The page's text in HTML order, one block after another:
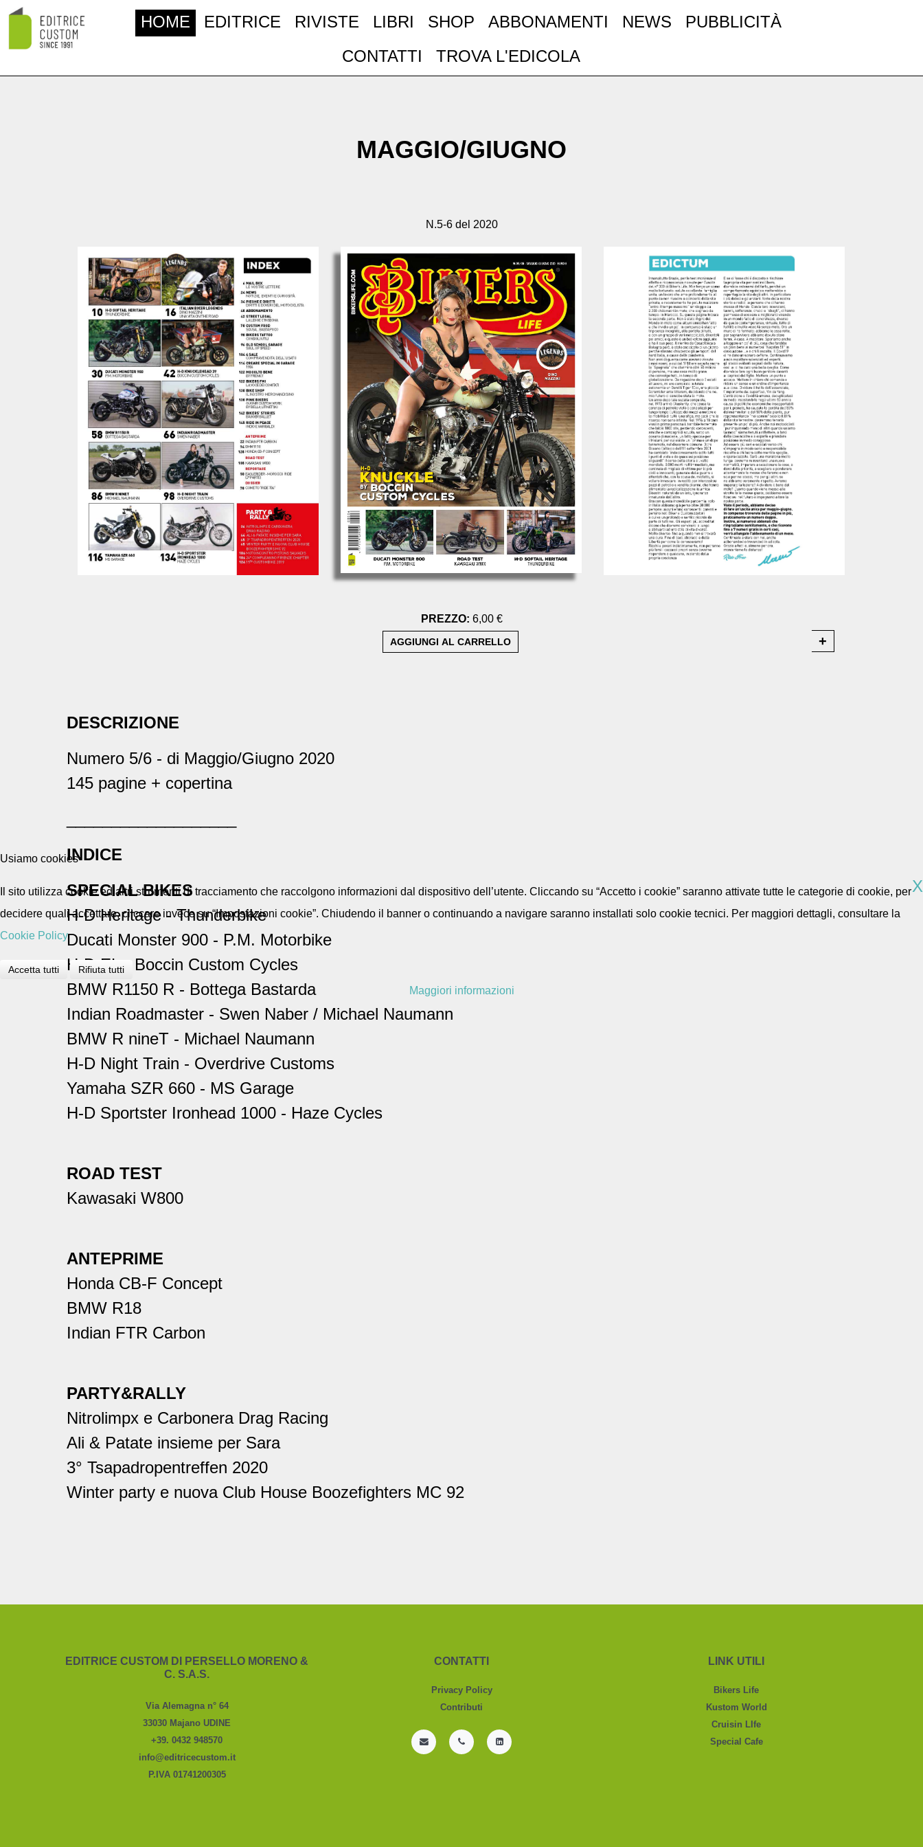
HOME EDITRICE RIVISTE LIBRI SHOP ABBONAMENTI NEWS
PUBBLICITÀ
CONTATTI
TROVA L'EDICOLA
MAGGIO/GIUGNO
N.5-6 del 2020
PREZZO: 6,00 €
DESCRIZIONE
Numero 5/6 - di Maggio/Giugno 2020
145 pagine + copertina
INDICE
SPECIAL BIKES
H-D Heritage - Thunderbike
Ducati Monster 900 - P.M. Motorbike
H-D EL - Boccin Custom Cycles
BMW R1150 R - Bottega Bastarda
Indian Roadmaster - Swen Naber / Michael Naumann
BMW R nineT - Michael Naumann
H-D Night Train - Overdrive Customs
Yamaha SZR 660 - MS Garage
H-D Sportster Ironhead 1000 - Haze Cycles
ROAD TEST
Kawasaki W800
ANTEPRIME
Honda CB-F Concept
BMW R18
Indian FTR Carbon
PARTY&RALLY
Nitrolimpx e Carbonera Drag Racing
Ali & Patate insieme per Sara
3° Tsapadropentreffen 2020
Winter party e nuova Club House Boozefighters MC 92
EDITRICE CUSTOM DI PERSELLO MORENO &
C. S.A.S.
Via Alemagna n° 64
33030 Majano UDINE
+39. 0432 948570
info@editricecustom.it
P.IVA 01741200305
CONTATTI
Privacy Policy
Contributi
LINK UTILI
Bikers Life
Kustom World
Cruisin LIfe
Special Cafe
Usiamo cookies
X
Il sito utilizza cookie ed altri strumenti di tracciamento che raccolgono informazioni dal dispositivo dell’utente. Cliccando su “Accetto i cookie” saranno attivate tutte le categorie di cookie, per
decidere quali accettare, cliccare invece su “Impostazioni cookie”. Chiudendo il banner o continuando a navigare saranno installati solo cookie tecnici. Per maggiori dettagli, consultare la
Cookie Policy
Accetta tutti Rifiuta tutti
Maggiori informazioni